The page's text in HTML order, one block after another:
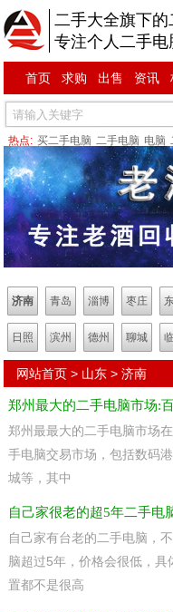
二手大全旗下的
专注个人二手
首页 求购 出售 资讯
热点: 买二手电脑 二手电脑 电脑
济南 青岛 淄博 枣庄
日照 滨州 德州 聊城
网站首页 > 山东 >济南
郑州最大的二手电脑市场:
郑州最最大的二手电脑市场
手电脑交易市场，包括数码
城等，其中
自己家很老的超5年二手电
自己家有台老的二手电脑，
脑超过5年，价格会很低，
置都不是很高